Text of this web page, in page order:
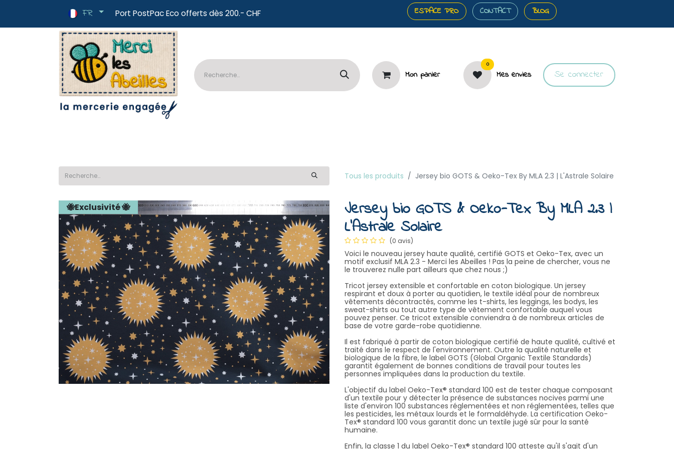
FR Port PostPac Eco offerts dès 200.- CHF ESPACE PRO CONTACT BLOG
Mon panier
0
Mes envies Se connecter
Tous les produits Jersey bio GOTS & Oeko-Tex By MLA 2.3 | L'Astrale Solaire
🐝Exclusivité 🐝
Jersey bio GOTS & Oeko-Tex By MLA 2.3 |
L'Astrale Solaire
(0 avis)
Voici le nouveau jersey haute qualité, certifié GOTS et Oeko-Tex, avec un
motif exclusif MLA 2.3 - Merci les Abeilles ! Pas la peine de chercher, vous ne
le trouverez nulle part ailleurs que chez nous ;)
Tricot jersey extensible et confortable en coton biologique. Un jersey
respirant et doux à porter au quotidien, le textile idéal pour de nombreux
vêtements décontractés, comme les t-shirts, les leggings, les bodys, les
sweat-shirts ou tout autre type de vêtement confortable auquel vous
pouvez penser. Ce tricot extensible conviendra à de nombreux articles de
base de votre garde-robe quotidienne.​
Il est fabriqué à partir de coton biologique certifié de haute qualité, cultivé et
traité dans le respect de l'environnement. Outre la qualité naturelle et
biologique de la fibre, le label GOTS (Global Organic Textile Standards)
garantit également de bonnes conditions de travail pour toutes les
personnes impliquées dans la production du textile.
L'objectif du label Oeko-Tex® standard 100 est de tester chaque composant
d'un textile pour y détecter la présence de substances nocives parmi une
liste d'environ 100 substances réglementées et non réglementées, telles que
les pesticides, les métaux lourds et le formaldéhyde. La certification Oeko-
Tex® standard 100 vous garantit donc un textile jugé sûr pour la santé
humaine.
Enfin, la classe 1 du label Oeko-Tex® standard 100 atteste qu'il s'agit d'un